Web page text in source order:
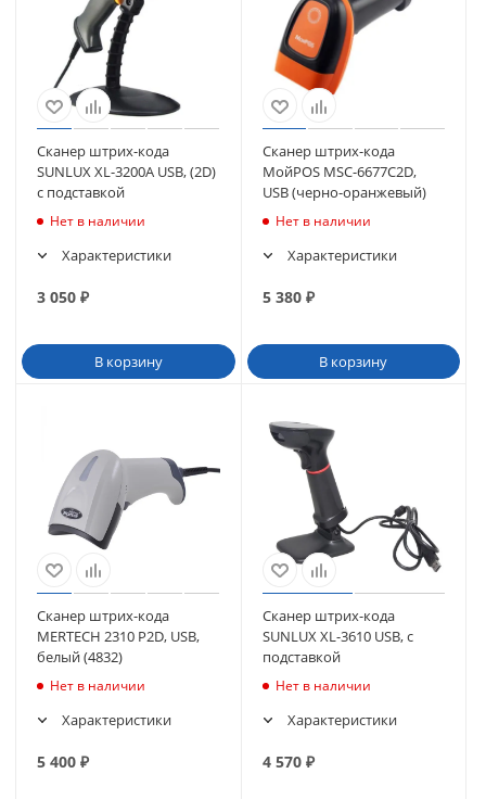
Сканер штрих-кода
SUNLUX XL-3200A USB, (2D)
с подставкой
Нет в наличии
Характеристики
3 050 ₽
В корзину
Сканер штрих-кода
МойPOS MSC-6677C2D,
USB (черно-оранжевый)
Нет в наличии
Характеристики
5 380₽
В корзину
Сканер штрих-кода
MERTECH 2310 P2D, USB,
белый (4832)
Нет в наличии
Характеристики
5 400 ₽
Сканер штрих-кода
SUNLUX XL-3610 USB, с
подставкой
Нет в наличии
Характеристики
4 570₽